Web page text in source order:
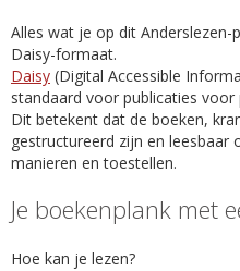
Alles wat je op dit
Daisy-formaat.
Daisy (Digital Accessible
standaard voor publicaties
Dit betekent dat de boeken,
gestructureerd zijn en leesbaar
manieren en toestellen.
Je boekenplank met
Hoe kan je lezen?